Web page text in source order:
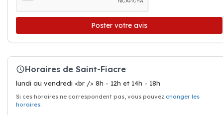
Poster votre avis
Horaires de Saint-Fiacre
lundi au vendredi <br /> 8h - 12h et 14h - 18h
Si ces horaires ne correspondent pas, vous pouvez changer les
horaires.